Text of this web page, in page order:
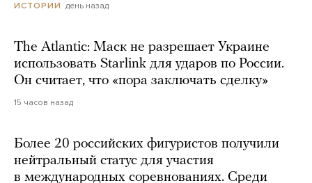
ИСТОРИИ день назад
The Atlantic: Маск не разрешает Украине
использовать Starlink для ударов по России.
Он считает, что «пора заключать сделку»
15 часов назад
Более 20 российских фигуристов получили
нейтральный статус для участия
в международных соревнованиях. Среди